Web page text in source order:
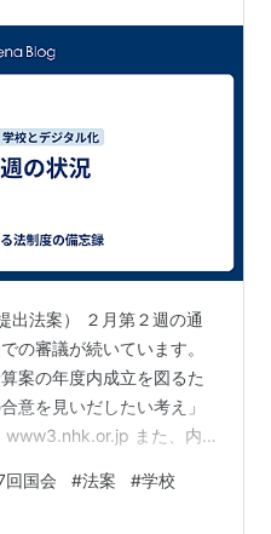
出法案） ２月第２週の通
の審議が続いています。
案の年度内成立を図るた
意を見いだしたい考え」
www3.nhk.or.jp また、内
（先週から10件増えまし
正する法律案 財務省2 地
回国会 #法案 #学校